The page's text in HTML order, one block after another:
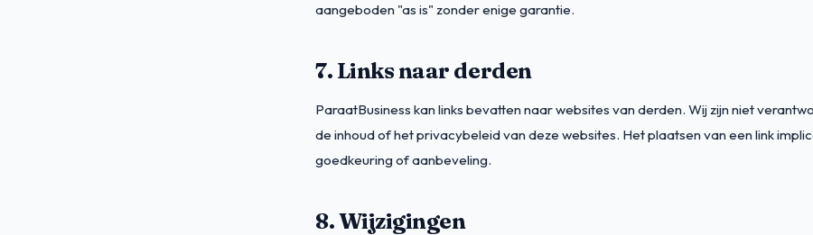
aangeboden "as is" zonder enige garantie.
7. Links naar derden
ParaatBusiness kan links bevatten naar websites van derden. Wij zijn niet
de inhoud of het privacybeleid van deze websites. Het plaatsen van een link
goedkeuring of aanbeveling.
8. Wijzigingen